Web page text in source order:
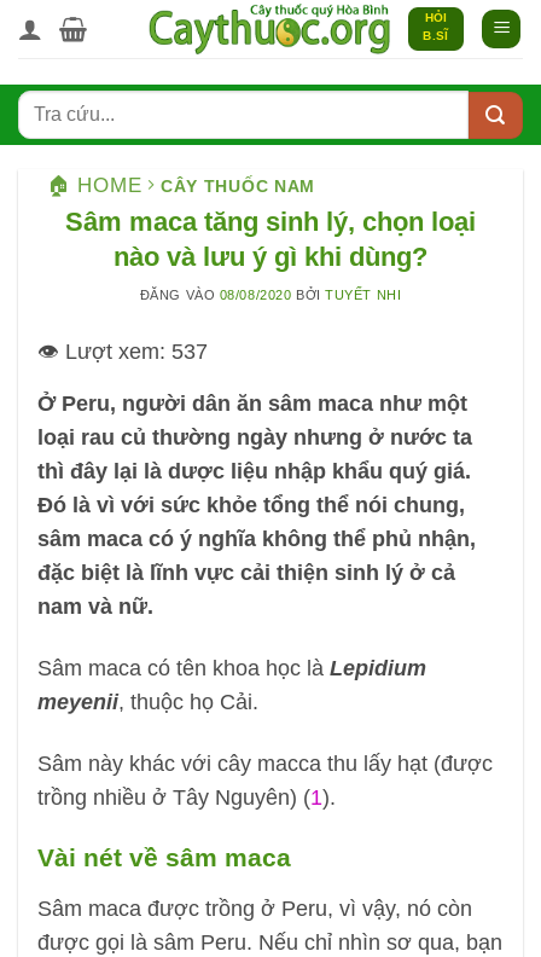
qua
dung
HỎI
B.SĨ
🏠 HOME CÂY THUỐC NAM
Sâm maca tăng sinh lý, chọn loại
nào và lưu ý gì khi dùng?
ĐĂNG VÀO 08/08/2020 BỞITUYẾT NHI
👁️ Lượt xem: 537
Ở Peru, người dân ăn sâm maca như một
loại rau củ thường ngày nhưng ở nước ta
thì đây lại là dược liệu nhập khẩu quý giá.
Đó là vì với sức khỏe tổng thể nói chung,
sâm maca có ý nghĩa không thể phủ nhận,
đặc biệt là lĩnh vực cải thiện sinh lý ở cả
nam và nữ.
Sâm maca có tên khoa học là Lepidium
meyenii, thuộc họ Cải.
Sâm này khác với cây macca thu lấy hạt (được
trồng nhiều ở Tây Nguyên) (1).
Vài nét về sâm maca
Sâm maca được trồng ở Peru, vì vậy, nó còn
được gọi là sâm Peru. Nếu chỉ nhìn sơ qua, bạn